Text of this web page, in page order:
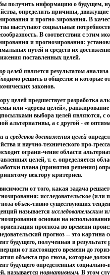
получить информацию о будущем,
определить причины, движущие
и прогно-зирования. В
выступают социальные
В соответствии с этим
и прогнозирования:
путей и средств их
поставленных целей.
целей является результатом
решить в обществе и которые
законов.
целей предшествует разработка
или «дерева целей»,
выбора целей являются, с
альтернативы, а с другой - ее
и средства достижения целей
и научно-технического про-
ограни-чение области
целей, т. е. определяется
плана (принятия решения)
вектору критериев.
от того, какая задача
исследовательское
объек-тивно существующих
называется исследовательским
основан на
прогноза во времени
прогноз -- это картина
будущего, полученная в
от настоящего времени до
объекта про-гноза, которые
будущего определенных
называется нормативным. В этом